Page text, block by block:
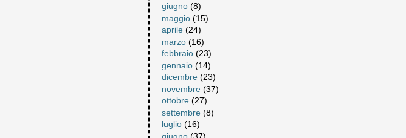
giugno (8)
maggio (15)
aprile (24)
marzo (16)
febbraio (23)
gennaio (14)
dicembre (23)
novembre (37)
ottobre (27)
settembre (8)
luglio (16)